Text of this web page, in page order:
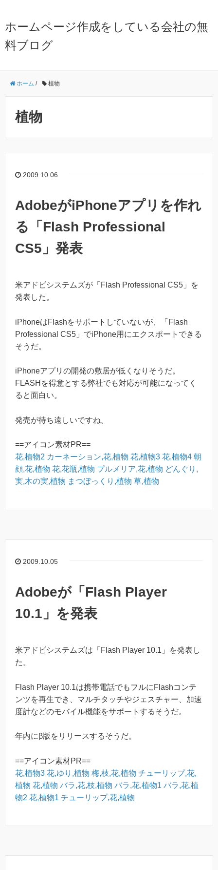
ホームページ作成をしている会社の無
料ブログ
ホーム / 植物
植物
2009.10.06
AdobeがiPhoneアプリを作れ
る「Flash Professional
CS5」発表
米アドビシステムズが「Flash Professional CS5」を
発表した。
iPhoneはFlashをサポートしていないが、「Flash
Professional CS5」でiPhone用にエクスポートできる
そうだ。
iPhoneアプリの開発の敷居が低くなりそうだ。
FLASHを得意とする弊社でも対応が可能になってく
ると面白い。
発売が待ち遠しいですね。
==アイコン素材PR==
花,植物2 カーネーション,花,植物 花,植物3 花,植物4 朝
顔,花,植物 花,花瓶,植物 プルメリア,花,植物 どんぐり,
実,木の実,植物 まつぼっくり,植物 草,植物
2009.10.05
Adobeが「Flash Player
10.1」を発表
米アドビシステムズは「Flash Player 10.1」を発表し
た。
Flash Player 10.1は携帯電話でもフルにFlashコンテ
ンツを再生でき、マルチタッチやジェスチャー、加速
度計などのモバイル機能をサポートするそうだ。
年内にβ版をリリースするそうだ。
==アイコン素材PR==
花,植物3 花,ゆり,植物 梅,枝,花,植物 チューリップ,花,
植物 花,植物 バラ,花,枝,植物 バラ,花,植物1 バラ,花,植
物2 花,植物1 チューリップ,花,植物